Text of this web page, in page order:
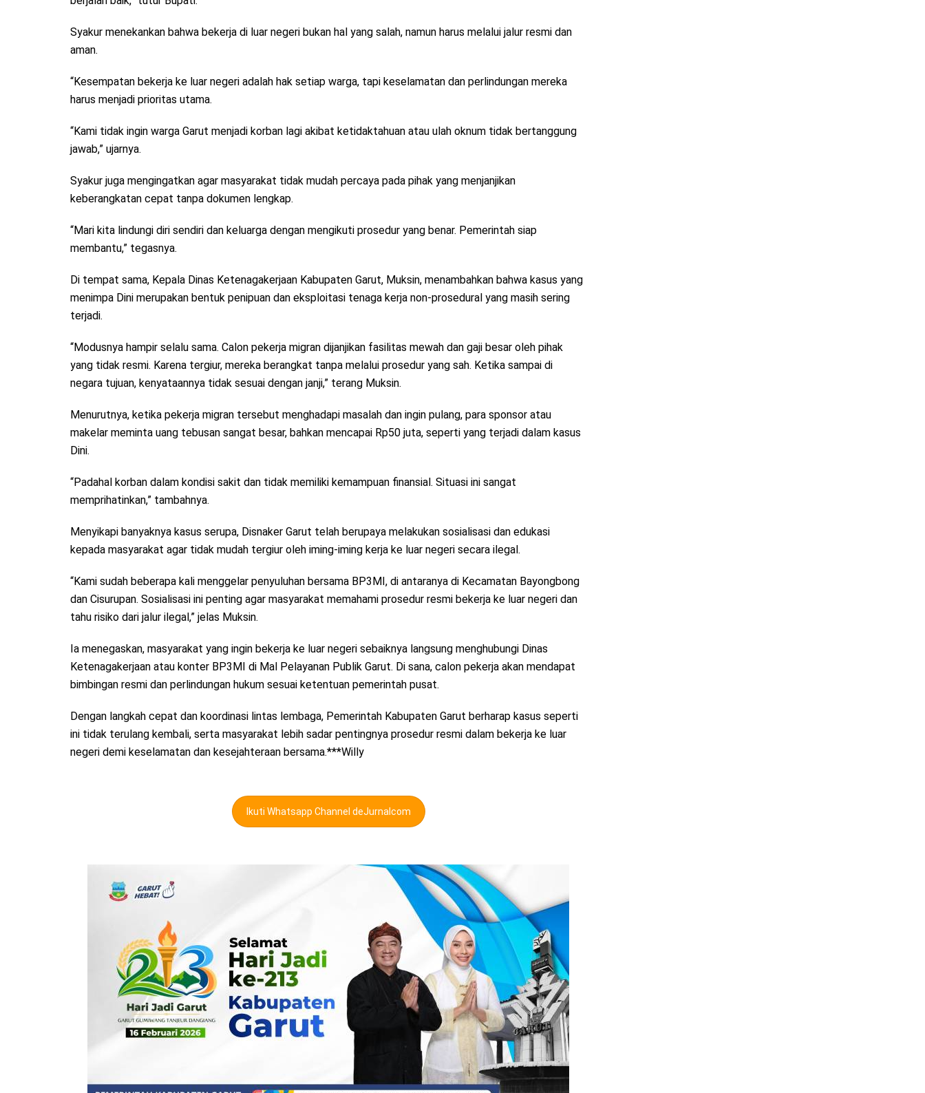
Syakur menekankan bahwa bekerja di luar negeri bukan hal yang salah, namun harus melalui jalur resmi dan
aman.
“Kesempatan bekerja ke luar negeri adalah hak setiap warga, tapi keselamatan dan perlindungan mereka
harus menjadi prioritas utama.
“Kami tidak ingin warga Garut menjadi korban lagi akibat ketidaktahuan atau ulah oknum tidak bertanggung
jawab,” ujarnya.
Syakur juga mengingatkan agar masyarakat tidak mudah percaya pada pihak yang menjanjikan
keberangkatan cepat tanpa dokumen lengkap.
“Mari kita lindungi diri sendiri dan keluarga dengan mengikuti prosedur yang benar. Pemerintah siap
membantu,” tegasnya.
Di tempat sama, Kepala Dinas Ketenagakerjaan Kabupaten Garut, Muksin, menambahkan bahwa kasus yang
menimpa Dini merupakan bentuk penipuan dan eksploitasi tenaga kerja non-prosedural yang masih sering
terjadi.
“Modusnya hampir selalu sama. Calon pekerja migran dijanjikan fasilitas mewah dan gaji besar oleh pihak
yang tidak resmi. Karena tergiur, mereka berangkat tanpa melalui prosedur yang sah. Ketika sampai di
negara tujuan, kenyataannya tidak sesuai dengan janji,” terang Muksin.
Menurutnya, ketika pekerja migran tersebut menghadapi masalah dan ingin pulang, para sponsor atau
makelar meminta uang tebusan sangat besar, bahkan mencapai Rp50 juta, seperti yang terjadi dalam kasus
Dini.
“Padahal korban dalam kondisi sakit dan tidak memiliki kemampuan finansial. Situasi ini sangat
memprihatinkan,” tambahnya.
Menyikapi banyaknya kasus serupa, Disnaker Garut telah berupaya melakukan sosialisasi dan edukasi
kepada masyarakat agar tidak mudah tergiur oleh iming-iming kerja ke luar negeri secara ilegal.
“Kami sudah beberapa kali menggelar penyuluhan bersama BP3MI, di antaranya di Kecamatan Bayongbong
dan Cisurupan. Sosialisasi ini penting agar masyarakat memahami prosedur resmi bekerja ke luar negeri dan
tahu risiko dari jalur ilegal,” jelas Muksin.
Ia menegaskan, masyarakat yang ingin bekerja ke luar negeri sebaiknya langsung menghubungi Dinas
Ketenagakerjaan atau konter BP3MI di Mal Pelayanan Publik Garut. Di sana, calon pekerja akan mendapat
bimbingan resmi dan perlindungan hukum sesuai ketentuan pemerintah pusat.
Dengan langkah cepat dan koordinasi lintas lembaga, Pemerintah Kabupaten Garut berharap kasus seperti
ini tidak terulang kembali, serta masyarakat lebih sadar pentingnya prosedur resmi dalam bekerja ke luar
negeri demi keselamatan dan kesejahteraan bersama.***Willy
Ikuti Whatsapp Channel deJurnalcom